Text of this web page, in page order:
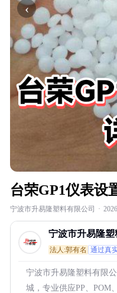
‹
台荣GP1仪表设
宁波市升易隆塑料有限公司 ·
宁波市升易隆塑
法人:郭有名 通过真
宁波市升易隆塑料有限
城，专业供应PP、POM